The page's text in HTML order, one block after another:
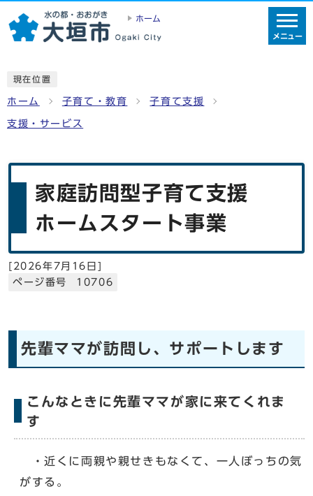
ホーム
メニュー
現在位置
ホーム 子育て・教育 子育て支援
支援・サービス
家庭訪問型子育て支援
ホームスタート事業
[ 2026年7月16日 ]
ページ番号 10706
先輩ママが訪問し、サポートします
こんなときに先輩ママが家に来てくれま
す
・近くに両親や親せきもなくて、一人ぼっちの気
がする。